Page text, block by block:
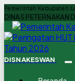
Pemerintah Kabupaten
DINAS PETERNAKAN
DISNAKESWAN